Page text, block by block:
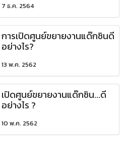
7 ธ.ค. 2564
การเปิดศูนย์ขยายงานแด๊กซินดี
อย่างไร?
13 พ.ค. 2562
เปิดศูนย์ขยายงานแด๊กซิน...ดี
อย่างไร ?
10 พ.ค. 2562